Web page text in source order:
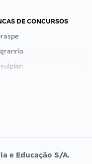
DE CONCURSOS
e Educação S/A.